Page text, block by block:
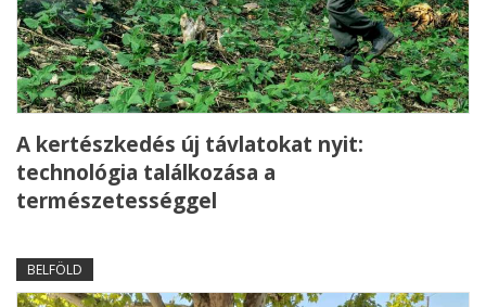
A kertészkedés új távlatokat nyit:
technológia találkozása a
természetességgel
BELFÖLD